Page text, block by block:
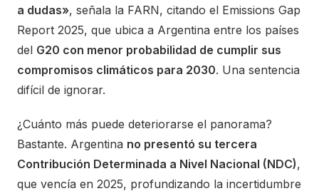
a dudas», señala la FARN, citando el Emissions Gap
Report 2025, que ubica a Argentina entre los países
del G20 con menor probabilidad de cumplir sus
compromisos climáticos para 2030. Una sentencia
difícil de ignorar.
¿Cuánto más puede deteriorarse el panorama?
Bastante. Argentina no presentó su tercera
Contribución Determinada a Nivel Nacional (NDC),
que vencía en 2025, profundizando la incertidumbre